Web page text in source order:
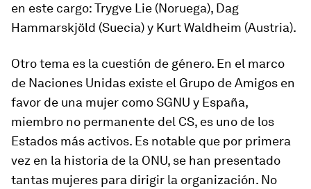
en este cargo: Trygve Lie (Noruega), Dag
Hammarskjöld (Suecia) y Kurt Waldheim (Austria).
Otro tema es la cuestión de género. En el marco
de Naciones Unidas existe el Grupo de Amigos en
favor de una mujer como SGNU y España,
miembro no permanente del CS, es uno de los
Estados más activos. Es notable que por primera
vez en la historia de la ONU, se han presentado
tantas mujeres para dirigir la organización. No